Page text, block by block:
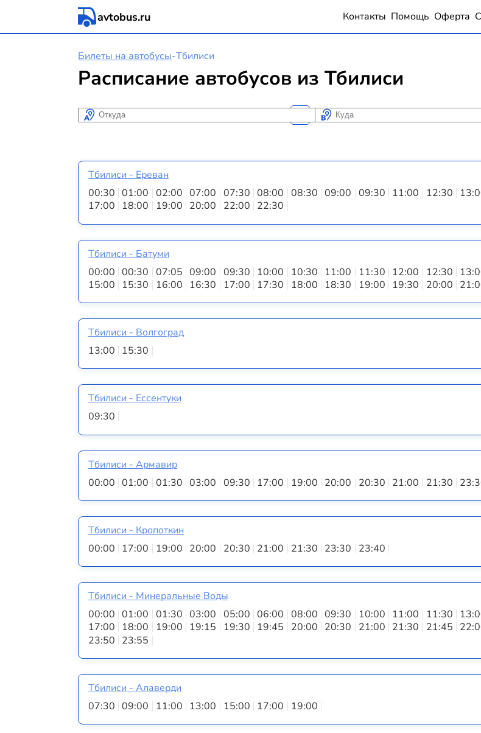
avtobus.ru Контакты Помощь Оферта
Билеты на автобусы-Тбилиси
Расписание автобусов из Тбилиси
Откуда Куда
Тбилиси - Ереван
00:30 01:00 02:00 07:00 07:30 08:00 08:30 09:00 09:30 11:00 12:30
17:00
18:00 19:00 20:00 22:00 22:30
Тбилиси - Батуми
00:00 00:30 07:05 09:00 09:30 10:00 10:30 11:00 11:30 12:00 12:30
15:00
15:30 16:00 16:30 17:00 17:30 18:00 18:30 19:00 19:30 20:00
Тбилиси - Волгоград
13:00
15:30
Тбилиси - Ессентуки
09:30
Тбилиси - Армавир
00:00 01:00 01:30 03:00 09:30 17:00 19:00 20:00 20:30 21:00 21:30
Тбилиси - Кропоткин
00:00
17:00 19:00 20:00 20:30 21:00 21:30 23:30 23:40
Тбилиси - Минеральные Воды
00:00 01:00 01:30 03:00 05:00 06:00 08:00 09:30 10:00 11:00 11:30
17:00
18:00 19:00 19:15 19:30 19:45 20:00 20:30 21:00 21:30 21:45
23:50 23:55
Тбилиси - Алаверди
07:30 09:00 11:00 13:00 15:00 17:00 19:00